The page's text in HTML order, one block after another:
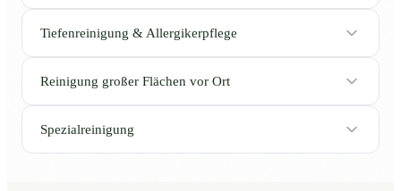
Tiefenreinigung & Allergikerpflege
Reinigung großer Flächen vor Ort
Spezialreinigung